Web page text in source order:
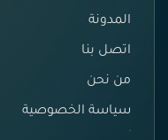
المدونة
اتصل بنا
من نحن
سياسة الخصوصية